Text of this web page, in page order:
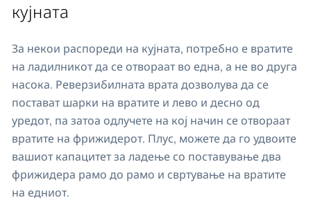
кујната
За некои распореди на кујната, потребно е вратите
на ладилникот да се отвораат во една, а не во друга
насока. Реверзибилната врата дозволува да се
постават шарки на вратите и лево и десно од
уредот, па затоа одлучете на кој начин се отвораат
вратите на фрижидерот. Плус, можете да го удвоите
вашиот капацитет за ладење со поставување два
фрижидера рамо до рамо и свртување на вратите
на едниот.